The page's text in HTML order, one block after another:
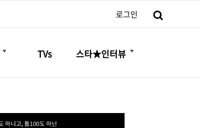
로그인
TVs 스타★인터뷰
더보기